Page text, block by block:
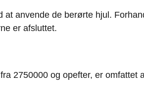
anvende de berørte hjul.
er afsluttet.
2750000 og opefter, er omfattet